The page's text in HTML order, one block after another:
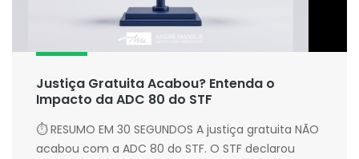
Justiça Gratuita Acabou? Entenda o
Impacto da ADC 80 do STF
⏱ RESUMO EM 30 SEGUNDOS A justiça gratuita NÃO
acabou com a ADC 80 do STF. O STF declarou